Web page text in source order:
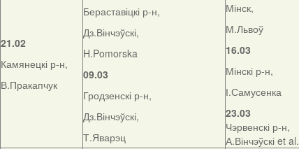
21.02
Камянецкі р-н,
В.Пракапчук
Бераставіцкі р-н,
Дз.Вінчэўскі,
H.Pomorska
09.03
Гродзенскі р-н,
Дз.Вінчэўскі,
Т.Яварэц
Мінск,
М.Львоў
16.03
Мінскі р-н,
І.Самусенка
23.03
Чэрвенскі р-н,
А.Вінчэўскі et al.